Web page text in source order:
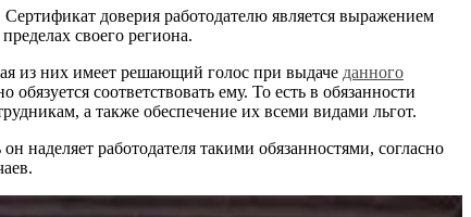
доверия работодателю является выражением
своего региона.
из них имеет решающий голос при выдаче данного
соответствовать ему. То есть в обязанности
а также обеспечение их всеми видами льгот.
наделяет работодателя такими обязанностями, согласно